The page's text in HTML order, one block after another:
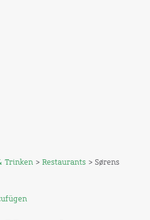
Trinken > Restaurants > Sørens